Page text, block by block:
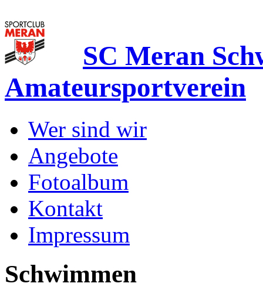
SC Meran
Amateursportverein
Wer sind wir
Angebote
Fotoalbum
Kontakt
Impressum
Schwimmen